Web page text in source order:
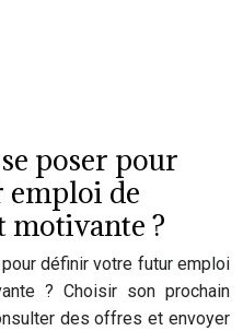
poser pour
de
motivante ?
définir votre futur emploi
? Choisir son prochain
des offres et envoyer